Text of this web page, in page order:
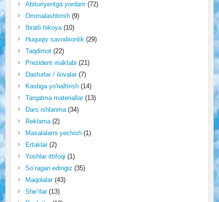
Abituriyentga yordam (72)
Ommalashtirish(9)
Ibratli hikoya(10)
Huquqiy savodxonlik(29)
Taqdimot(22)
Prezident maktabi (21)
Dasturlar / ilovalar(7)
Kasbga yo'naltirish(14)
Tarqatma materiallar(13)
Dars ishlanma(34)
Reklama(2)
Masalalarni yechish(1)
Ertaklar(2)
Yoshlar ittifoqi (1)
So‘ragan edingiz (35)
Maqolalar(43)
She’rlar(13)